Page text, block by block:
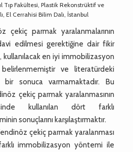
Tıp Fakültesi, Plastik Rekonstrüktif ve
El Cerrahisi Bilim Dalı, İstanbul
çekiç parmak yaralanmalarının
edilmesi gerektiğine dair fikir
kullanılacak en iyi immobilizasyon
ve literatürdeki
sonuca varmamaktadır. Bu
çekiç parmak yaralanmasının
kullanılan dört farklı
sonuçlarını karşılaştırmaktır.
çekiç parmak yaralanması
immobilizasyon yöntemi ile